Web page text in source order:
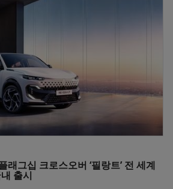
래그십 크로스오버 ‘필랑트’ 전 세계
출시